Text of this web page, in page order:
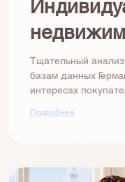
Тщательный
базам данных
интересах
Подробнее